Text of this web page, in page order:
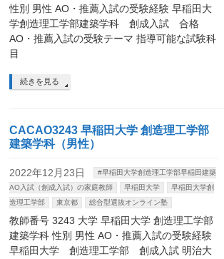
性別 男性 AO・推薦入試の受験経験 早稲田大
学創造理工学部建築学科 創成入試 合格
AO・推薦入試の受験テーマ 指導可能な試験科
目
続きを見る
CACAO3243 早稲田大学 創造理工学部
建築学科（男性）
2022年12月23日
#早稲田大学創造理工学部早稲田建築
AO入試（創成入試）の家庭教師
早稲田大学
早稲田大学創
造理工学部
東京都 総合型選抜オンライン塾
教師番号 3243 大学 早稲田大学 創造理工学部
建築学科 性別 男性 AO・推薦入試の受験経験
早稲田大学 創造理工学部 創成入試 明治大